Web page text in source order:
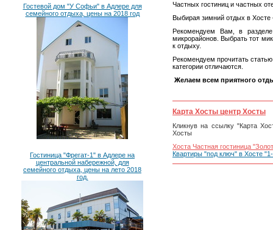
Гостевой дом "У Софьи" в Адлере для
семейного отдыха, цены на 2018 год
Гостиница "Фрегат-1" в Адлере на
центральной набережной, для
семейного отдыха, цены на лето 2018
год.
Частных гостиниц и частных
Выбирая зимний отдых в Хосте
Рекомендуем Вам, в
микрорайонов. Выбрать тот
к отдыху.
Рекомендуем прочитать
категории отличаются.
Желаем всем приятного
Карта Хосты центр Хосты
Кликнув на ссылку "Карта
Хосты
Хоста Частная гостиница
Квартиры "под ключ" в Хосте